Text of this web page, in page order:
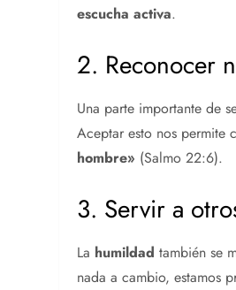
escucha activa.
2. Reconocer
Una parte importante de
Aceptar esto nos permite
hombre» (Salmo 22:6).
3. Servir a
La humildad también se
nada a cambio, estamos